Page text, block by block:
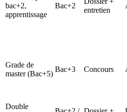
bac+2,
apprentissage
Bac+2
entretien
Grade de
master (Bac+5)
Bac+3 Concours
Double